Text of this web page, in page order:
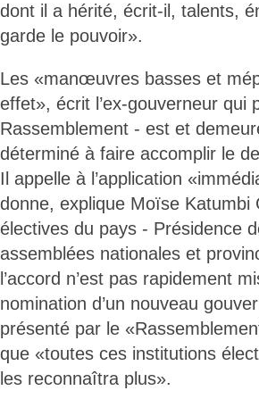
dont il a hérité, écrit-il, talents,
garde le pouvoir».
Les «manœuvres basses et
effet», écrit l’ex-gouverneur
Rassemblement - est et
déterminé à faire accomplir le
Il appelle à l’application
donne, explique Moïse Katumbi
électives du pays - Présidence
assemblées nationales et
l’accord n’est pas rapidement
nomination d’un nouveau
présenté par le
que «toutes ces institutions
les reconnaîtra plus».